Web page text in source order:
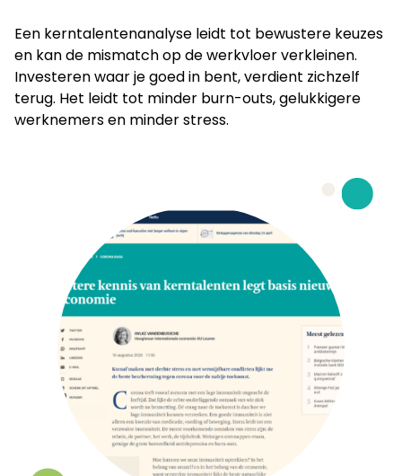
Een kerntalentenanalyse leidt tot bewustere keuzes
en kan de mismatch op de werkvloer verkleinen.
Investeren waar je goed in bent, verdient zichzelf
terug. Het leidt tot minder burn-outs, gelukkigere
werknemers en minder stress.